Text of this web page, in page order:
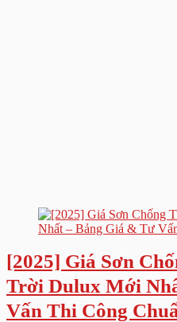
[2025] Giá Sơn
Trời Dulux Mới
Vấn Thi Công